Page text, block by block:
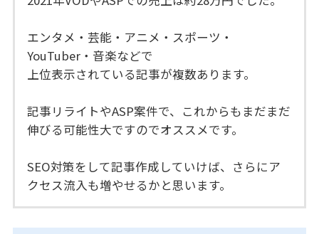
エンタメ・芸能・アニメ・スポーツ・
YouTuber・音楽などで
上位表示されている記事が複数あります。
記事リライトやASP案件で、これからもまだまだ
伸びる可能性大ですのでオススメです。
SEO対策をして記事作成していけば、さらにア
クセス流入も増やせるかと思います。